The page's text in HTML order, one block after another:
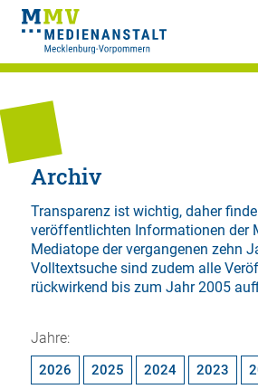
Archiv
Transparenz ist wichtig, daher
veröffentlichten Informationen der
Mediatope der vergangenen zehn
Volltextsuchesind zudem alle
rückwirkend bis zum Jahr 2005
Jahre:
2026 2025 2024 2023